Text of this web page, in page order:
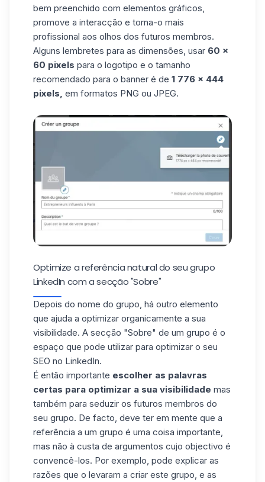
bem preenchido com elementos gráficos,
promove a interacção e torna-o mais
profissional aos olhos dos futuros membros.
Alguns lembretes para as dimensões, usar 60 x
60 pixels para o logotipo e o tamanho
recomendado para o banner é de 1 776 x 444
pixels, em formatos PNG ou JPEG.
Optimize a referência natural do seu grupo
LinkedIn com a secção "Sobre"
Depois do nome do grupo, há outro elemento
que ajuda a optimizar organicamente a sua
visibilidade. A secção "Sobre" de um grupo é o
espaço que pode utilizar para optimizar o seu
SEO no LinkedIn.
É então importante escolher as palavras
certas para optimizar a sua visibilidade mas
também para seduzir os futuros membros do
seu grupo. De facto, deve ter em mente que a
referência a um grupo é uma coisa importante,
mas não à custa de argumentos cujo objectivo é
convencê-los. Por exemplo, pode explicar as
razões que o levaram a criar este grupo, e as